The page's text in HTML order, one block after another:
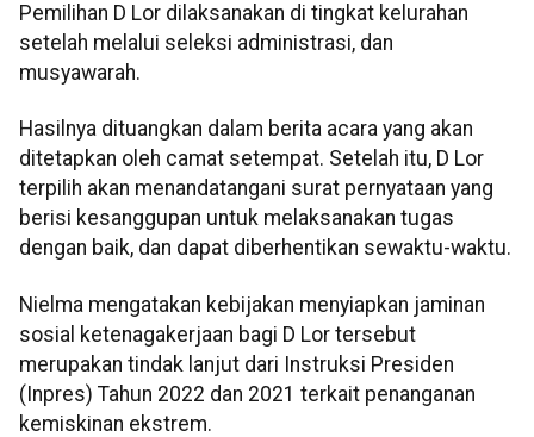
Pemilihan D Lor dilaksanakan di tingkat kelurahan
setelah melalui seleksi administrasi, dan
musyawarah.
Hasilnya dituangkan dalam berita acara yang akan
ditetapkan oleh camat setempat. Setelah itu, D Lor
terpilih akan menandatangani surat pernyataan yang
berisi kesanggupan untuk melaksanakan tugas
dengan baik, dan dapat diberhentikan sewaktu-waktu.
Nielma mengatakan kebijakan menyiapkan jaminan
sosial ketenagakerjaan bagi D Lor tersebut
merupakan tindak lanjut dari Instruksi Presiden
(Inpres) Tahun 2022 dan 2021 terkait penanganan
kemiskinan ekstrem.